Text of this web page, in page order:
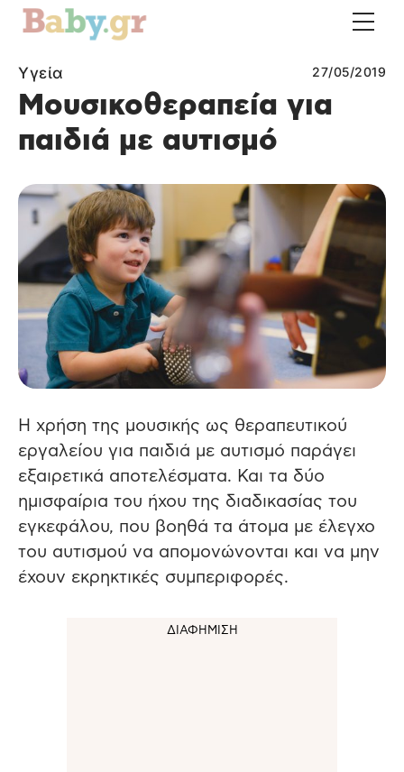
Υγεία 27/05/2019
Μουσικοθεραπεία για
παιδιά με αυτισμό
Η χρήση της μουσικής ως θεραπευτικού
εργαλείου για παιδιά με αυτισμό παράγει
εξαιρετικά αποτελέσματα. Και τα δύο
ημισφαίρια του ήχου της διαδικασίας του
εγκεφάλου, που βοηθά τα άτομα με έλεγχο
του αυτισμού να απομονώνονται και να μην
έχουν εκρηκτικές συμπεριφορές.